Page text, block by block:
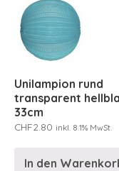
Unilampion rund
transparent
33cm
CHF2.80 inkl. 8.1% MwSt.
In den